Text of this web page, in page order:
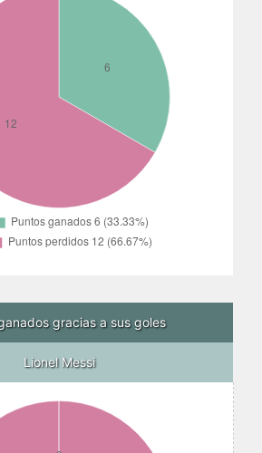
gracias a sus goles
Lionel Messi